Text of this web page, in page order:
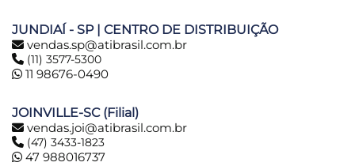
JUNDIAÍ - SP | CENTRO DE DISTRIBUIÇÃO
vendas.sp@atibrasil.com.br
(11) 3577-5300
11 98676-0490
JOINVILLE-SC (Filial)
vendas.joi@atibrasil.com.br
(47) 3433-1823
47 988016737